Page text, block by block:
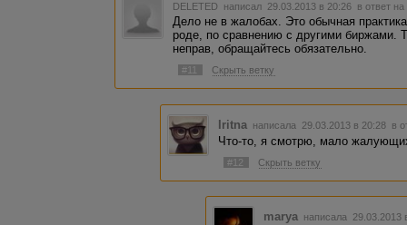
DELETED написал 29.03.2013 в 20:26 в ответ
Дело не в жалобах. Это обычная
роде, по сравнению с другими биржами.
неправ, обращайтесь обязательно.
#11 Скрыть ветку
Iritna написала 29.03.2013 в 20:28 в
Что-то, я смотрю, мало
#12 Скрыть ветку
marya написала